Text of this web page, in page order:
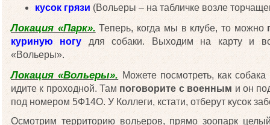
кусок грязи (Вольеры – на табличке возле
Локация «Парк». Теперь, когда мы в клубе, то можно
куриную ногудля собаки. Выходим на карту и
«Вольеры».
Локация «Вольеры». Можете посмотреть, как
идите к проходной. Там поговорите с военным и он
под номером 5Ф14О. У Коллеги, кстати, отберут кусок
Осмотрим территорию вольеров, прямо зоопарк